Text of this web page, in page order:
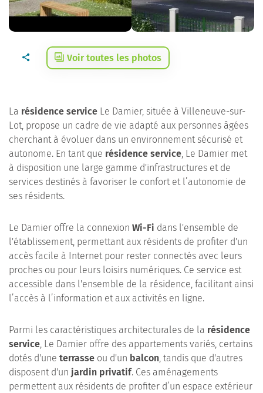
Voir toutes les photos
La résidence service Le Damier, située à Villeneuve-sur-
Lot, propose un cadre de vie adapté aux personnes âgées
cherchant à évoluer dans un environnement sécurisé et
autonome. En tant que résidence service, Le Damier met
à disposition une large gamme d'infrastructures et de
services destinés à favoriser le confort et l’autonomie de
ses résidents.
Le Damier offre la connexion Wi-Fi dans l'ensemble de
l'établissement, permettant aux résidents de profiter d'un
accès facile à Internet pour rester connectés avec leurs
proches ou pour leurs loisirs numériques. Ce service est
accessible dans l'ensemble de la résidence, facilitant ainsi
l’accès à l’information et aux activités en ligne.
Parmi les caractéristiques architecturales de la résidence
service, Le Damier offre des appartements variés, certains
dotés d'une terrasse ou d'un balcon, tandis que d'autres
disposent d'un jardin privatif. Ces aménagements
permettent aux résidents de profiter d’un espace extérieur